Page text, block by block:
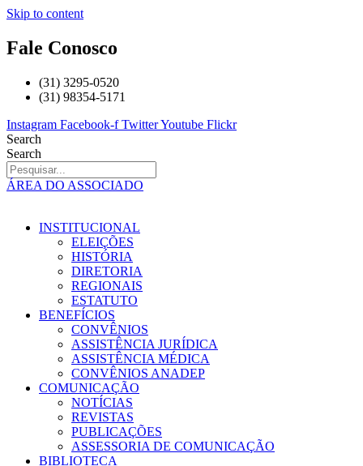
Skip to content
Fale Conosco
(31) 3295-0520
(31) 98354-5171
Instagram Facebook-f TwitterYoutube Flickr
Search
Search
ÁREA DO ASSOCIADO
INSTITUCIONAL
ELEIÇÕES
HISTÓRIA
DIRETORIA
REGIONAIS
ESTATUTO
BENEFÍCIOS
CONVÊNIOS
ASSISTÊNCIA JURÍDICA
ASSISTÊNCIA MÉDICA
CONVÊNIOS ANADEP
COMUNICAÇÃO
NOTÍCIAS
REVISTAS
PUBLICAÇÕES
ASSESSORIA DE COMUNICAÇÃO
BIBLIOTECA